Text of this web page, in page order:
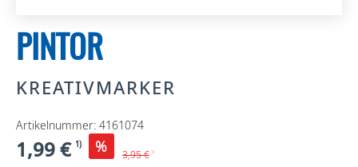
PINTOR
KREATIVMARKER
Artikelnummer: 4161074
1,99 € 1) % 3,95 € 1)